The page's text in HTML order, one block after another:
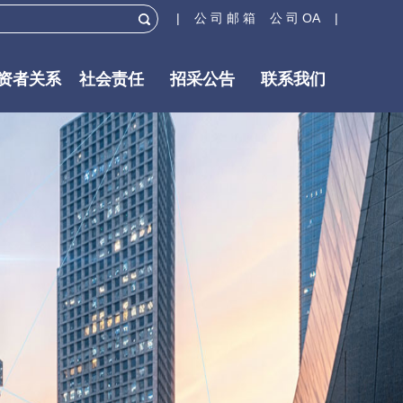
公 司 OA |
| 公 司 邮 箱
者关系 社会责任 招采公告 联系我们